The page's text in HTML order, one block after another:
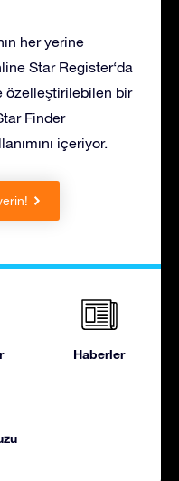
her yerine
Star Register‘da
özelleştirilebilen bir
Finder
içeriyor.
Haberler